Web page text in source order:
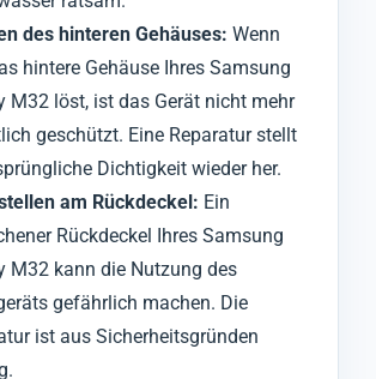
des hinteren Gehäuses: Wenn
hintere Gehäuse Ihres Samsung
M32 löst, ist das Gerät nicht mehr
geschützt. Eine Reparatur stellt
Dichtigkeit wieder her.
am Rückdeckel: Ein
Rückdeckel Ihres Samsung
M32 kann die Nutzung des
gefährlich machen. Die
ist aus Sicherheitsgründen